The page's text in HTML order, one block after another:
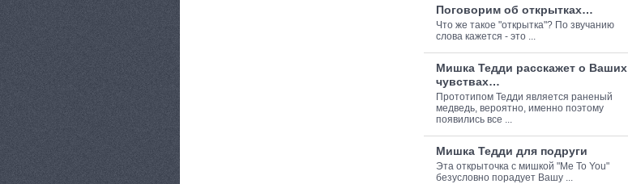
Поговорим об открытках…
Что же такое "открытка"? По звучанию
слова кажется - это ...
Мишка Тедди расскажет о Ваших
чувствах…
Прототипом Тедди является раненый
медведь, вероятно, именно поэтому
появились все ...
Мишка Тедди для подруги
Эта открыточка с мишкой "Me To You"
безусловно порадует Вашу ...